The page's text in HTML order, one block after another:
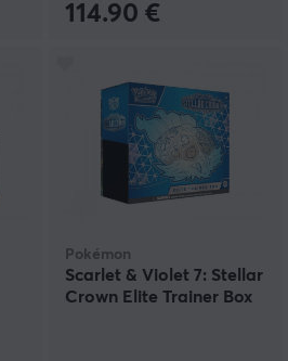
114.90 €
Pokémon
Scarlet & Violet 7: Stellar
Crown Elite Trainer Box